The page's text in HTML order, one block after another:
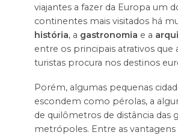
viajantes a fazer da Europa um
continentes mais visitados há
história, a gastronomia e a
entre os principais atrativos que
turistas procura nos destinos
Porém, algumas pequenas
escondem como pérolas, a
de quilômetros de distância das
metrópoles. Entre as vantagens